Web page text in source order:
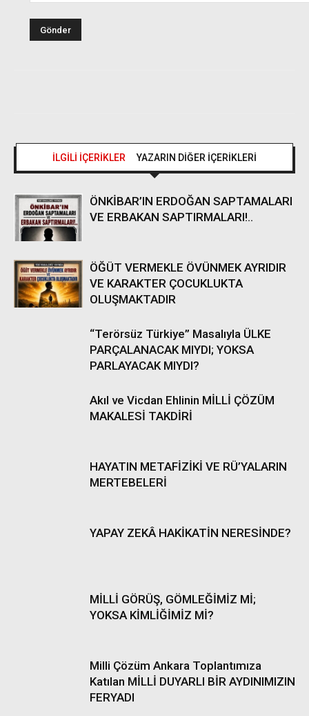
İLGİLİ İÇERİKLER YAZARIN DİĞER İÇERİKLERİ
ÖNKİBAR’IN ERDOĞAN SAPTAMALARI
VE ERBAKAN SAPTIRMALARI!..
ÖĞÜT VERMEKLE ÖVÜNMEK AYRIDIR
VE KARAKTER ÇOCUKLUKTA
OLUŞMAKTADIR
“Terörsüz Türkiye” Masalıyla ÜLKE
PARÇALANACAK MIYDI; YOKSA
PARLAYACAK MIYDI?
Akıl ve Vicdan Ehlinin MİLLİ ÇÖZÜM
MAKALESİ TAKDİRİ
HAYATIN METAFİZİKİ VE RÜ’YALARIN
MERTEBELERİ
YAPAY ZEKÂ HAKİKATİN NERESİNDE?
MİLLİ GÖRÜŞ, GÖMLEĞİMİZ Mİ;
YOKSA KİMLİĞİMİZ Mİ?
Milli Çözüm Ankara Toplantımıza
Katılan MİLLİ DUYARLI BİR AYDINIMIZIN
FERYADI